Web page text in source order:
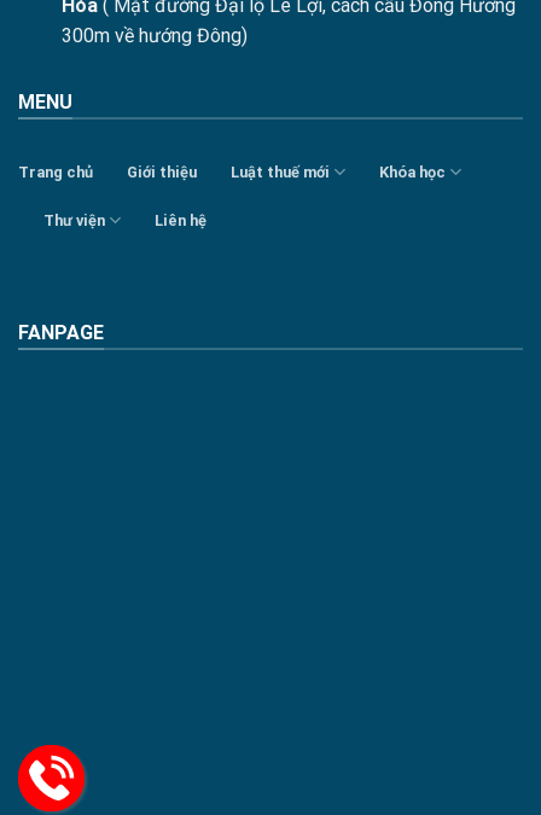
Hóa ( Mặt đường Đại lộ Lê Lợi, cách cầu Đông Hương
300m về hướng Đông)
MENU
Trang chủ Giới thiệu Luật thuế mới Khóa học
Thư viện Liên hệ
FANPAGE